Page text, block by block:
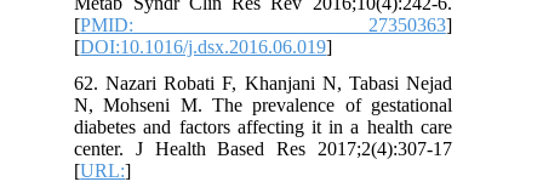
[PMID: 27350363
[DOI:10.1016/j.dsx.2016.06.019
62. Nazari Robati F, Khanjani N, Tabasi Nejad
N, Mohseni M. The prevalence of gestational
diabetes and factors affecting it in a health care
center. J Health Based Res 2017;2(4):307-17
[URL: